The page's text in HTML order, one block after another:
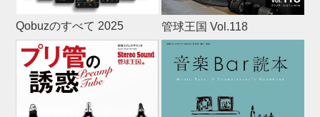
Qobuzのすべて 2025 管球王国 Vol.118